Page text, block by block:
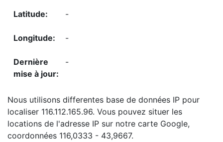
-
-
-
Nous utilisons differentes base de données IP pour
localiser 116.112.165.96. Vous pouvez situer les
locations de l'adresse IP sur notre carte Google,
coordonnées 116,0333 - 43,9667.